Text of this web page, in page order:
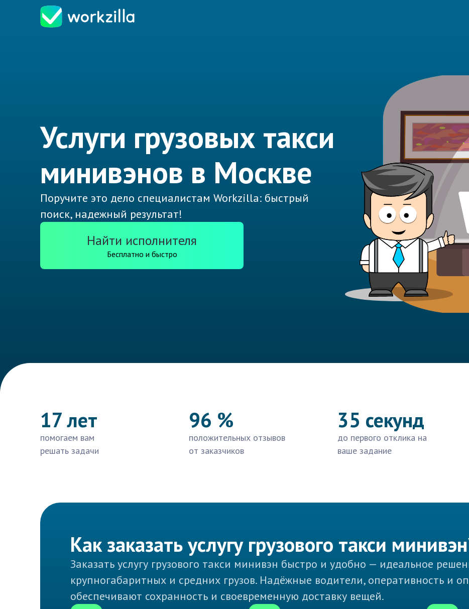
Услуги грузовых такси
минивэнов в Москве
Поручите это дело специалистам Workzilla: быстрый
поиск, надежный результат!
Найти исполнителя
Бесплатно и быстро
17 лет
помогаем вам
решать задачи
96 %
положительных отзывов
от заказчиков
35 секунд
до первого отклика на
ваше задание
Как заказать услугу грузового такси
Заказать услугу грузового такси минивэн быстро и удобно — идеальное
крупногабаритных и средних грузов. Надёжные водители, оперативность и
обеспечивают сохранность и своевременную доставку вещей.